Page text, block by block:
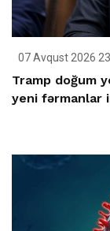
07 Avqust 2026
Tramp doğum
yeni fərmanlar